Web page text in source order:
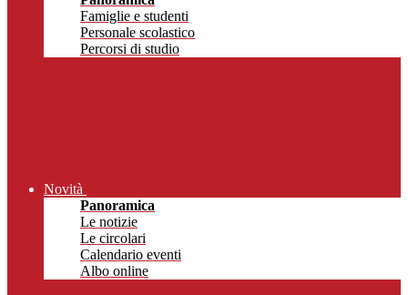
Famiglie e studenti
Personale scolastico
Percorsi di studio
Novità
Panoramica
Le notizie
Le circolari
Calendario eventi
Albo online